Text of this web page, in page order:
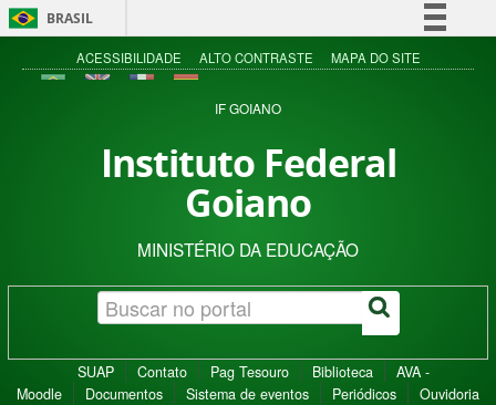
BRASIL
Simplifique!
Acesso à informação
ACESSIBILIDADE ALTO CONTRASTE MAPA DO SITE
IF GOIANO
Instituto Federal
Goiano
MINISTÉRIO DA EDUCAÇÃO
SUAP Contato Pag Tesouro Biblioteca
AVA -
Moodle
Documentos Sistema de eventos Periódicos Ouvidoria